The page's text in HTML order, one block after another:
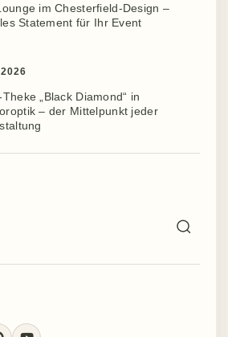
im Chesterfield-Design –
Statement für Ihr Event
„Black Diamond“ in
– der Mittelpunkt jeder